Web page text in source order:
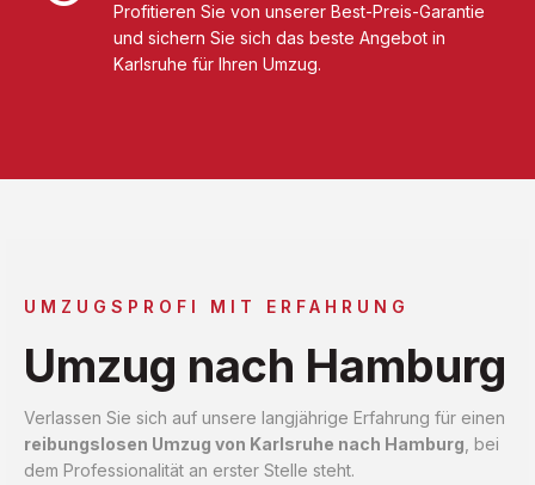
Profitieren Sie von unserer Best-Preis-Garantie
und sichern Sie sich das beste Angebot in
Karlsruhe für Ihren Umzug.
UMZUGSPROFI MIT ERFAHRUNG
Umzug nach Hamburg
Verlassen Sie sich auf unsere langjährige Erfahrung für einen
reibungslosen Umzug von Karlsruhe nach Hamburg , bei
dem Professionalität an erster Stelle steht.